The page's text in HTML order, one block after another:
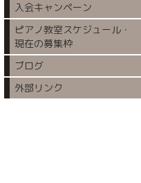
入会キャンペーン
ピアノ教室スケジュール・
現在の募集枠
ブログ
外部リンク